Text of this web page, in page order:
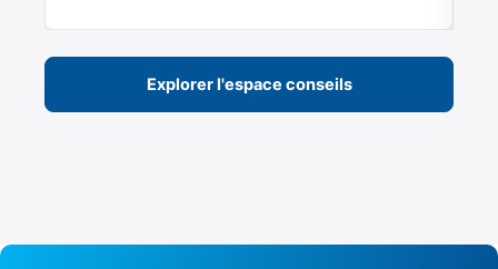
Explorer l'espace conseils